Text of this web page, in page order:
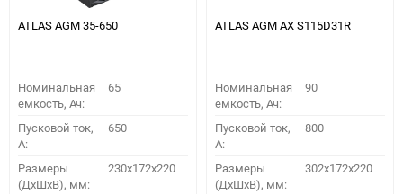
ATLAS AGM 35-650
Номинальная
емкость, Ач:
65
Пусковой ток,
A:
650
Размеры
(ДхШхВ), мм:
230x172x220
ATLAS AGM AX S115D31R
Номинальная
емкость, Ач:
90
Пусковой ток,
A:
800
Размеры
(ДхШхВ), мм:
302x172x220